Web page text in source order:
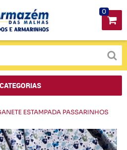
0
CATEGORIAS
ESTAMPADA PASSARINHOS